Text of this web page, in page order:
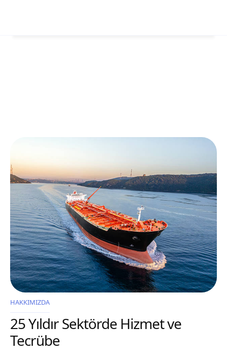
HAKKIMIZDA
25 Yıldır Sektörde Hizmet ve
Tecrübe